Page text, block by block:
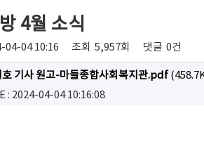
4월 소식
04-04 10:16 조회 5,957회 댓글 0건
기사 원고-마들종합사회복지관.pdf
: 2024-04-04 10:16:08